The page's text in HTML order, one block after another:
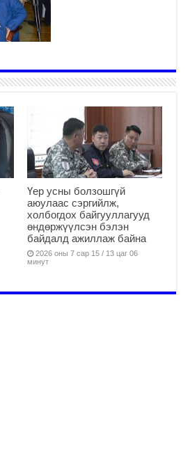
Үер усны болзошгүй
аюулаас сэргийлж,
холбогдох байгууллагууд
өндөржүүлсэн бэлэн
байдалд ажиллаж байна
2026 оны 7 сар 15 / 13 цаг 06
минут